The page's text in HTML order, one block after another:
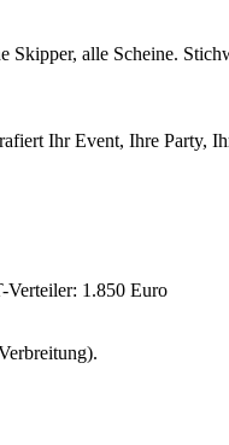
Skipper, alle Scheine.
Ihr Event, Ihre Party,
Verteiler: 1.850 Euro